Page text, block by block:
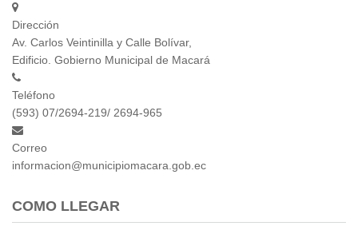
Dirección
Av. Carlos Veintinilla y Calle Bolívar,
Edificio. Gobierno Municipal de Macará
Teléfono
(593) 07/2694-219/ 2694-965
Correo
informacion@municipiomacara.gob.ec
COMO LLEGAR
Mail